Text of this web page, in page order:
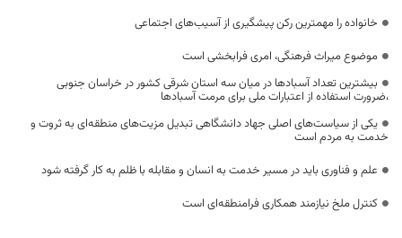
خانواده را مهمترین رکن پیشگیری از آسیب‌های اجتماعی
موضوع میراث فرهنگی، امری فرابخشی است
بیشترین تعداد آسبادها در میان سه استان شرقی کشور در خراسان جنوبی
،ضرورت استفاده از اعتبارات ملی برای مرمت آسبادها
یکی از سیاست‌های اصلی جهاد دانشگاهی تبدیل مزیت‌های منطقه‌ای به ثروت و
خدمت به مردم است
علم و فناوری باید در مسیر خدمت به انسان و مقابله با ظلم به کار گرفته شود
کنترل ملخ نیازمند همکاری فرامنطقه‌ای است